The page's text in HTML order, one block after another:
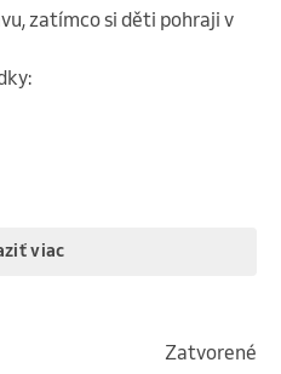
zatímco si děti pohraji v
viac
Zatvorené